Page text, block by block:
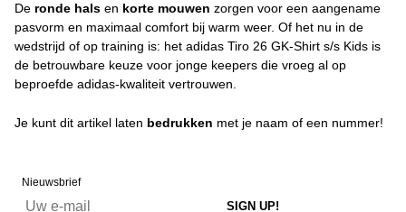
De ronde hals en korte mouwen zorgen voor een aangename
pasvorm en maximaal comfort bij warm weer. Of het nu in de
wedstrijd of op training is: het adidas Tiro 26 GK-Shirt s/s Kids is
de betrouwbare keuze voor jonge keepers die vroeg al op
beproefde adidas-kwaliteit vertrouwen.
Je kunt dit artikel laten bedrukken met je naam of een nummer!
Nieuwsbrief